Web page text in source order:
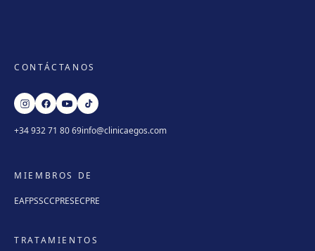
CONTÁCTANOS
+34 932 71 80 69info@clinicaegos.com
MIEMBROS DE
EAFPSSCCPRESECPRE
TRATAMIENTOS